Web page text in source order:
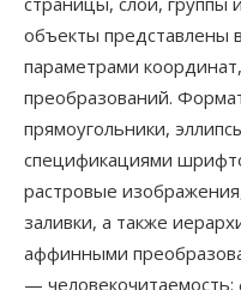
объекты представлены
параметрами
преобразований.
прямоугольники,
спецификациями
растровые
заливки, а также
аффинными
—